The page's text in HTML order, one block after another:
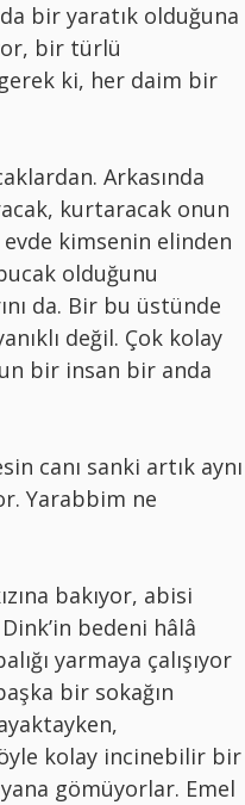
bir yaratık olduğuna
bir türlü
ki, her daim bir
Arkasında
kurtaracak onun
evde kimsenin elinden
olduğunu
da. Bir bu üstünde
değil. Çok kolay
bir insan bir anda
canı sanki artık aynı
Yarabbim ne
bakıyor, abisi
bedeni hâlâ
yarmaya çalışıyor
bir sokağın
kolay incinebilir bir
yana gömüyorlar. Emel